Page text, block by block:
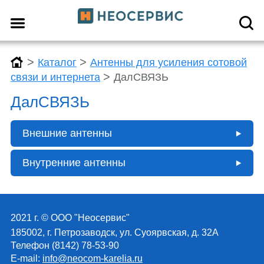
> Каталог > Антенны для усиления сотовой
связи и интернета > ДалСВЯЗЬ
ДалСВЯЗЬ
Внешние антенны
Внутренние антенны
2021 г. © ООО "Неосервис"
185002, г. Петрозаводск, ул. Суоярвская, д. 32А
Телефон (8142) 78-53-90
E-mail: info@neocom-karelia.ru